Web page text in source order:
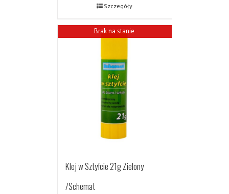
Szczegóły
Brak na stanie
Klej w Sztyfcie 21g Zielony
/Schemat